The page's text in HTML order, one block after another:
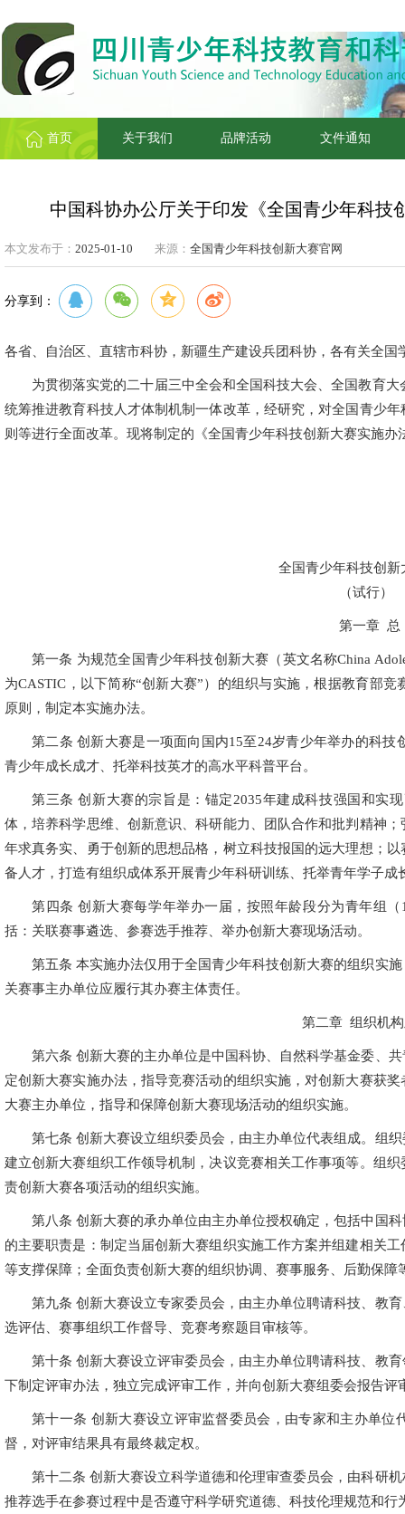
首页 关于我们 品牌活动 文件通知
中国科协办公厅关于印发《全国青少年科技
本文发布于： 2025-01-10 来源： 全国青少年科技创新大赛官网
分享到：
各省、自治区、直辖市科协，新疆生产建设兵团科协，各有关全国
为贯彻落实党的二十届三中全会和全国科技大会、全国教育
统筹推进教育科技人才体制机制一体改革，经研究，对全国青少
则等进行全面改革。现将制定的《全国青少年科技创新大赛实施
全国青少年科技创新
（试行）
第一章 总
第一条 为规范全国青少年科技创新大赛（英文名称China
为CASTIC，以下简称“创新大赛”）的组织与实施，根据教育部
原则，制定本实施办法。
第二条 创新大赛是一项面向国内15至24岁青少年举办的科
青少年成长成才、托举科技英才的高水平科普平台。
第三条 创新大赛的宗旨是：锚定2035年建成科技强国和实
体，培养科学思维、创新意识、科研能力、团队合作和批判精神
年求真务实、勇于创新的思想品格，树立科技报国的远大理想；
备人才，打造有组织成体系开展青少年科研训练、托举青年学子成
第四条 创新大赛每学年举办一届，按照年龄段分为青年组
括：关联赛事遴选、参赛选手推荐、举办创新大赛现场活动。
第五条 本实施办法仅用于全国青少年科技创新大赛的组织实
关赛事主办单位应履行其办赛主体责任。
第二章 组织机
第六条 创新大赛的主办单位是中国科协、自然科学基金委、
定创新大赛实施办法，指导竞赛活动的组织实施，对创新大赛获
大赛主办单位，指导和保障创新大赛现场活动的组织实施。
第七条 创新大赛设立组织委员会，由主办单位代表组成。组
建立创新大赛组织工作领导机制，决议竞赛相关工作事项等。组
责创新大赛各项活动的组织实施。
第八条 创新大赛的承办单位由主办单位授权确定，包括中国
的主要职责是：制定当届创新大赛组织实施工作方案并组建相关
等支撑保障；全面负责创新大赛的组织协调、赛事服务、后勤保障
第九条 创新大赛设立专家委员会，由主办单位聘请科技、教
选评估、赛事组织工作督导、竞赛考察题目审核等。
第十条 创新大赛设立评审委员会，由主办单位聘请科技、教
下制定评审办法，独立完成评审工作，并向创新大赛组委会报告评
第十一条 创新大赛设立评审监督委员会，由专家和主办单
督，对评审结果具有最终裁定权。
第十二条 创新大赛设立科学道德和伦理审查委员会，由科研
推荐选手在参赛过程中是否遵守科学研究道德、科技伦理规范和行